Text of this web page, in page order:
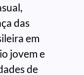
das
em
jovem e
de